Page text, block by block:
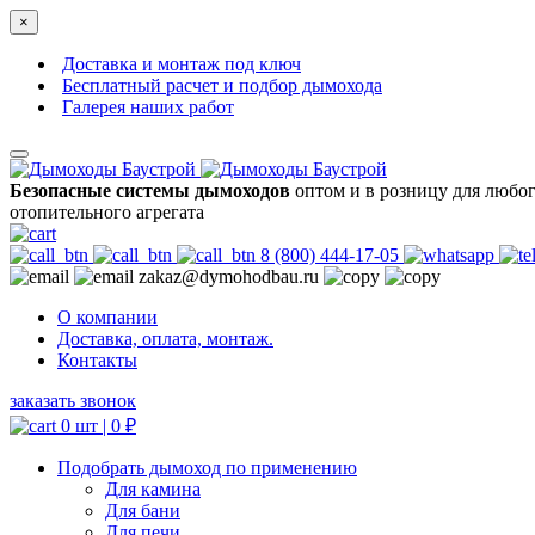
×
Доставка и монтаж под ключ
Бесплатный расчет и подбор дымохода
Галерея наших работ
Безопасные системы дымоходов оптом и в розницу для
отопительного агрегата
8 (800) 444-17-05
zakaz@dymohodbau.ru
О компании
Доставка, оплата, монтаж.
Контакты
заказать звонок
0 шт | 0 ₽
Подобрать дымоход по применению
Для камина
Для бани